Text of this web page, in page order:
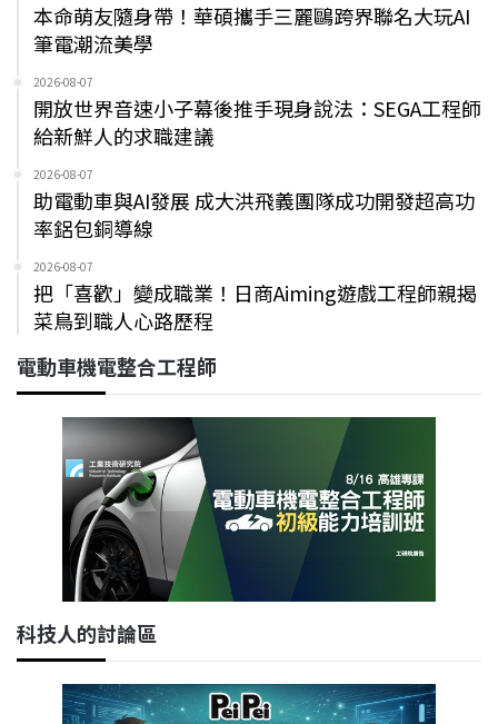
本命萌友隨身帶！華碩攜手三麗鷗跨界聯名大玩AI
筆電潮流美學
2026-08-07
開放世界音速小子幕後推手現身說法：SEGA工程師
給新鮮人的求職建議
2026-08-07
助電動車與AI發展 成大洪飛義團隊成功開發超高功
率鋁包銅導線
2026-08-07
把「喜歡」變成職業！日商Aiming遊戲工程師親揭
菜鳥到職人心路歷程
電動車機電整合工程師
科技人的討論區